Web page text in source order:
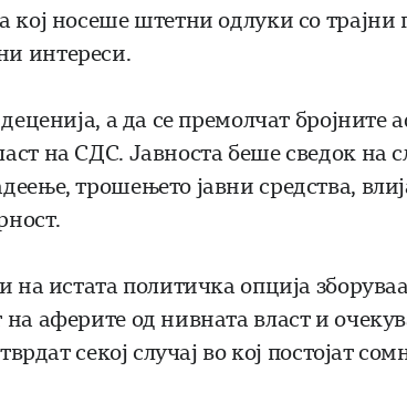
носеше штетни одлуки со трајни
интереси.
а да се премолчат бројните
на СДС. Јавноста беше сведок на
трошењето јавни средства,
на истата политичка опција
аферите од нивната власт и
секој случај во кој постојат